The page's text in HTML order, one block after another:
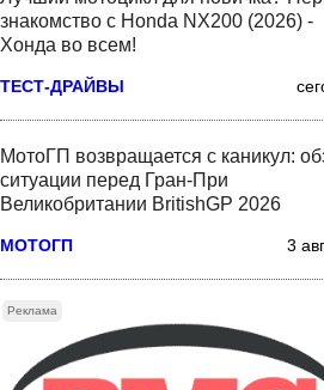
знакомство с Honda NX200 (2026) -
Хонда во всем!
ТЕСТ-ДРАЙВЫ
МотоГП возвращается с каникул:
ситуации перед Гран-При
Великобритании BritishGP 2026
МОТОГП 3
Реклама